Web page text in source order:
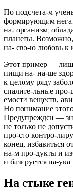
По подсчета-м
формирующим
на- организм,
планеты.
на- сво-ю любовь к
Этот пример —
пищи на- на-ше
к целому ряду
спалите-льные
емости веществ,
Но понимание
Предупрежден —
не только не
про-сто контро-
конец, избавиться
на-м про-дукты и
и базируется на-ука
На стыке